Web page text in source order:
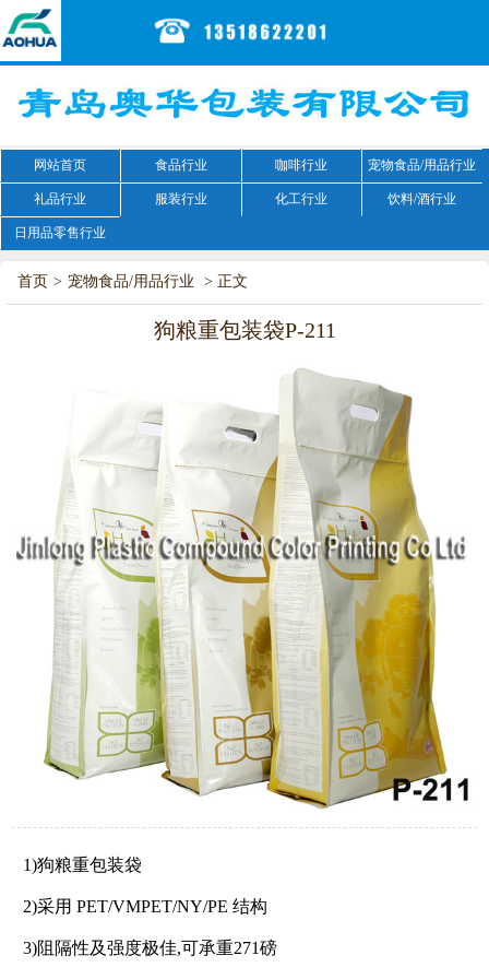
网站首页 食品行业 咖啡行业 宠物食品/用品行业
礼品行业 服装行业 化工行业 饮料/酒行业
日用品零售行业
首页 > 宠物食品/用品行业 > 正文
狗粮重包装袋P-211
1)狗粮重包装袋
2)采用 PET/VMPET/NY/PE 结构
3)阻隔性及强度极佳,可承重271磅